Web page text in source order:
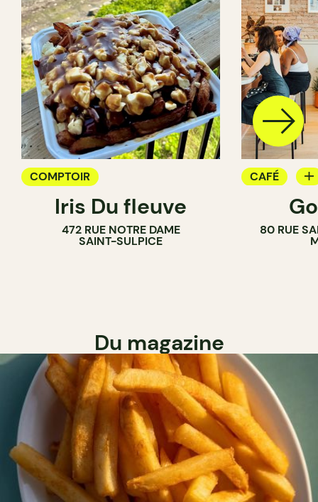
COMPTOIR
Iris Du fleuve
472 RUE NOTRE DAME
SAINT-SULPICE
CAFÉ
COMPTOIR
80 RUE
Du magazine